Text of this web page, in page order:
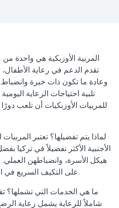
المربية الأوزبكية هي واحدة من
تقدم الدعم في رعاية
وعادة ما تكون ذات خبرة
تلبية احتياجات الرعاية
للمربيات الأوزبكيات أن تلعب
لماذا يتم تفضيلها؟ تعتبر
الأجنبية الأكثر تفضيلاً في تركيا
هيكل الأسرة، وانضباطهن
على التكيف السريع في التواصل تسهل العملية للعائلات.
ما هي الخدمات التي تشملها؟
شاملاً للرعاية يشمل رعاية